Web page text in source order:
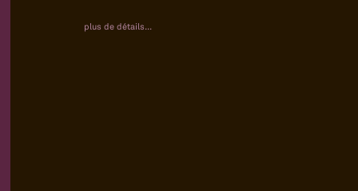
plus de détails...